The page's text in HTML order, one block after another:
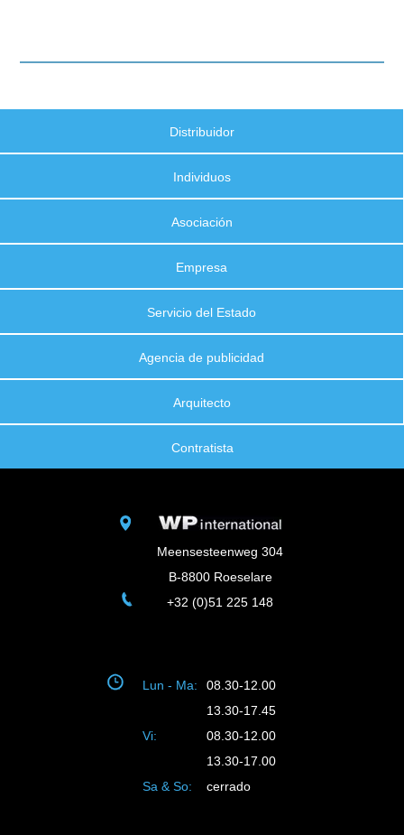
Distribuidor
Individuos
Asociación
Empresa
Servicio del Estado
Agencia de publicidad
Arquitecto
Contratista
Meensesteenweg 304
B-8800 Roeselare
+32 (0)51 225 148
Lun - Ma:
08.30-12.00
13.30-17.45
Vi:
08.30-12.00
13.30-17.00
Sa & So:
cerrado